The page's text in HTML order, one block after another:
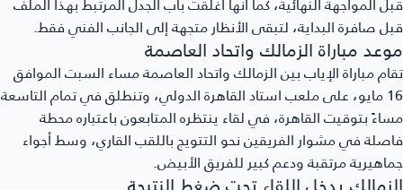
قبل صافرة البداية، لتبقى الأنظار متجهة إلى الجانب الفني فقط.
موعد مباراة الزمالك واتحاد العاصمة
تقام مباراة الإياب بين الزمالك واتحاد العاصمة مساء السبت الموافق
16 مايو، على ملعب استاد القاهرة الدولي، وتنطلق في تمام التاسعة
مساءً بتوقيت القاهرة، في لقاء ينتظره المتابعون باعتباره محطة
فاصلة في مشوار الفريقين نحو التتويج باللقب القاري، وسط أجواء
جماهيرية مرتقبة ودعم كبير للفريق الأبيض.